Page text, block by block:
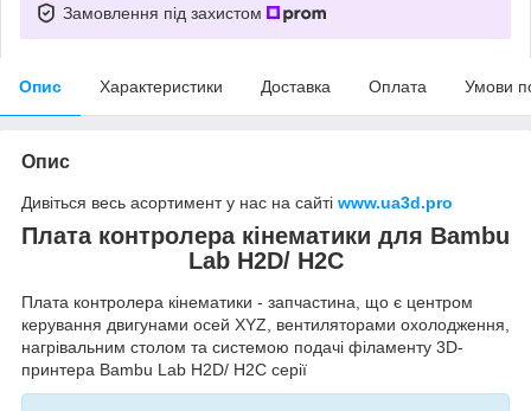
Замовлення під захистом
Опис Характеристики Доставка Оплата Умови
Опис
Дивіться весь асортимент у нас на сайті www.ua3d.pro
Плата контролера кінематики для Bambu
Lab H2D/ H2C
Плата контролера кінематики - запчастина, що є центром
керування двигунами осей XYZ, вентиляторами охолодження,
нагрівальним столом та системою подачі філаменту 3D-
принтера Bambu Lab H2D/ H2C серії